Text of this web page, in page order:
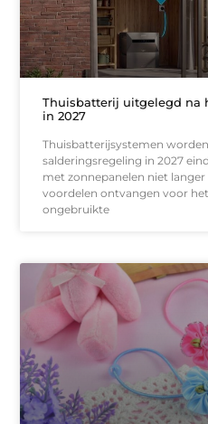
Thuisbatterij uitgelegd na
in 2027
Thuisbatterijsystemen
salderingsregeling in 2027
met zonnepanelen niet langer
voordelen ontvangen voor
ongebruikte